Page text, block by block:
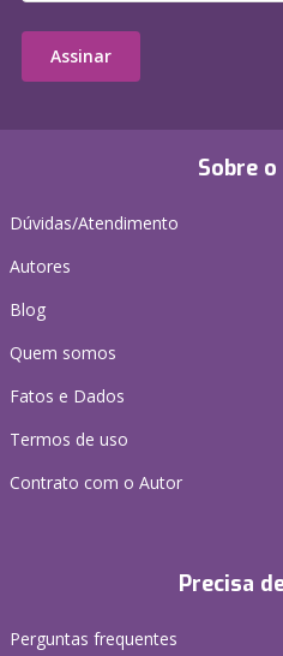
Sobre o
Dúvidas/Atendimento
Autores
Blog
Quem somos
Fatos e Dados
Termos de uso
Contrato com o Autor
Precisa
Perguntas frequentes
Assinar